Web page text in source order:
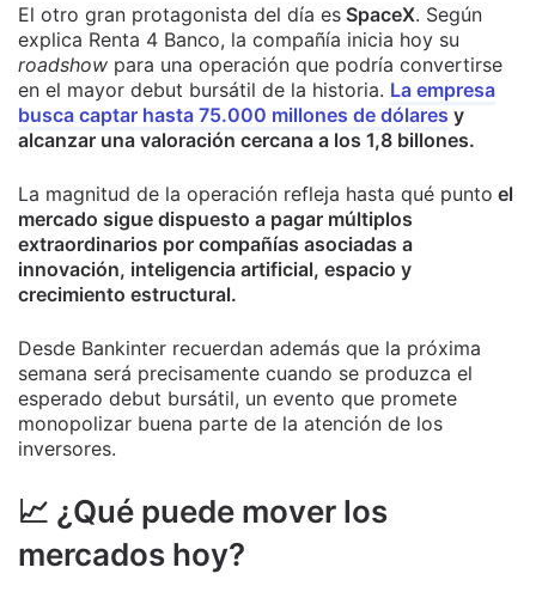
El otro gran protagonista del día es SpaceX. Según
explica Renta 4 Banco, la compañía inicia hoy su
roadshow para una operación que podría convertirse
en el mayor debut bursátil de la historia. La empresa
busca captar hasta 75.000 millones de dólares y
alcanzar una valoración cercana a los 1,8 billones.
La magnitud de la operación refleja hasta qué punto el
mercado sigue dispuesto a pagar múltiplos
extraordinarios por compañías asociadas a
innovación, inteligencia artificial, espacio y
crecimiento estructural.
Desde Bankinter recuerdan además que la próxima
semana será precisamente cuando se produzca el
esperado debut bursátil, un evento que promete
monopolizar buena parte de la atención de los
inversores.
📈 ¿Qué puede mover los
mercados hoy?